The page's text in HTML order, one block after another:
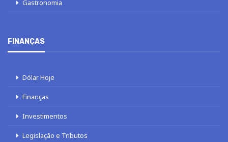
Gastronomia
FINANÇAS
Dólar Hoje
Finanças
Investimentos
Legislação e Tributos